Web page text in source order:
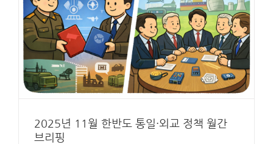
2025년 11월 한반도 통일·외교 정책 월간
브리핑